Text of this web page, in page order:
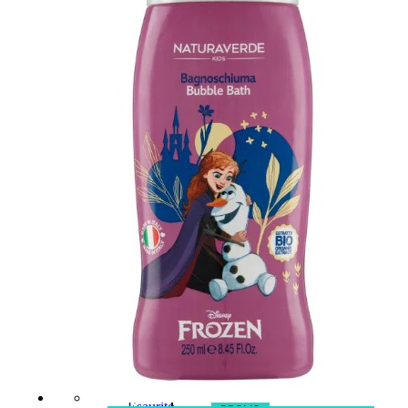
Fragranze
Nature
Donna
L’OCCITANE
EDT
VERBENA
1
Valutato
0
su
5
(0)
56,00€
42,00
AGGIUNGI
CARRELLO